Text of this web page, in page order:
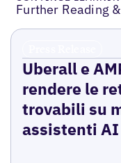
Further Reading
Uberall e
rendere le
trovabili su
assistenti AI